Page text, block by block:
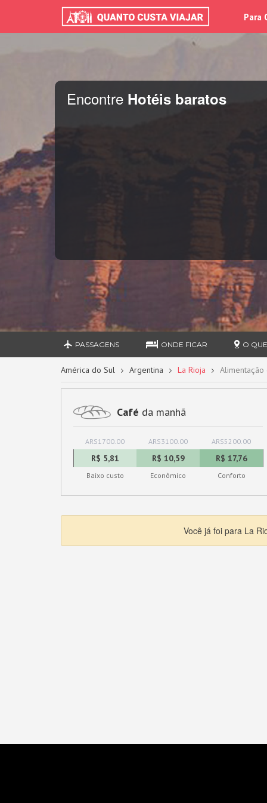
Para
Encontre Hotéis baratos
PASSAGENS ONDE FICAR O
América do Sul Argentina La Rioja Alimentação
Café da manhã
ARS1700.00 ARS3100.00 ARS5200.00
R$ 5,81 R$ 10,59 R$ 17,76
Baixo custo Econômico Conforto
Você já foi para La